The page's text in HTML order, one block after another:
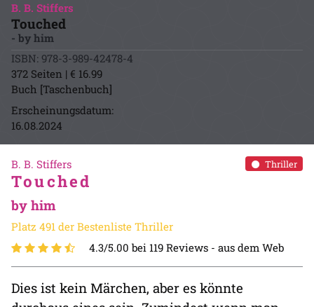
B. B. Stiffers
Touched
- by him
ISBN: 978-3-989-42478-4
372 Seiten | € 16.99
Buch [Taschenbuch]
Erscheinungsdatum:
16.08.2024
Thriller
B. B. Stiffers
Touched
by him
Platz 491 der Bestenliste Thriller
4.3/5.00 bei 119 Reviews - aus dem Web
Dies ist kein Märchen, aber es könnte